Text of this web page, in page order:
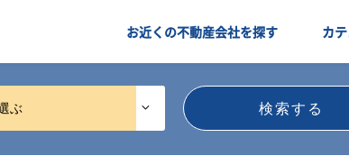
お近くの不動産会社を探す カ
ぶ